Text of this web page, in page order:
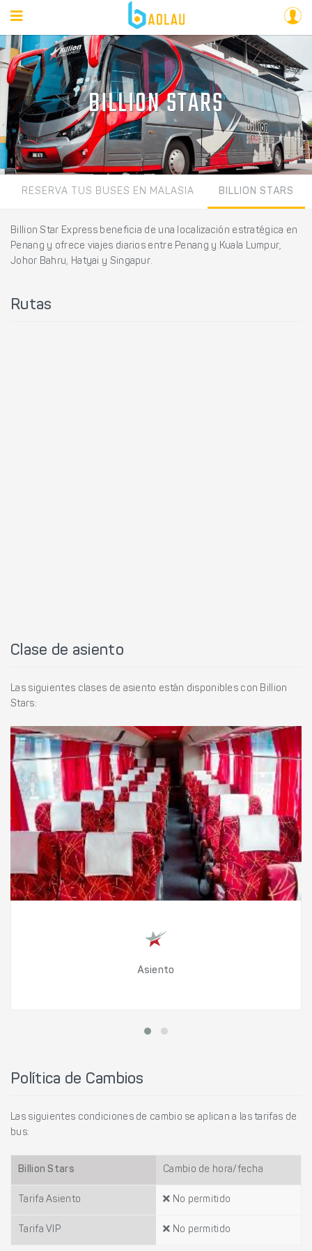
BILLION STARS
RESERVA TUS BUSES EN MALASIA BILLION STARS
Billion Star Express beneficia de una localización estratégica en
Penang y ofrece viajes diarios entre Penang y Kuala Lumpur,
Johor Bahru, Hatyai y Singapur.
Rutas
Clase de asiento
Las siguientes clases de asiento están disponibles con Billion
Stars:
Asiento
Política de Cambios
Las siguientes condiciones de cambio se aplican a las tarifas de
bus:
Billion Stars Cambio de hora/fecha
Tarifa Asiento No permitido
Tarifa VIP No permitido